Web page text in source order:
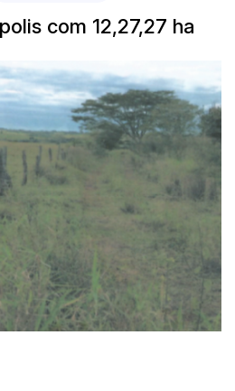
com 12,27,27 ha